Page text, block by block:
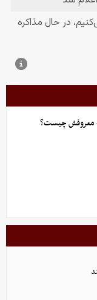
معروفش چیست؟